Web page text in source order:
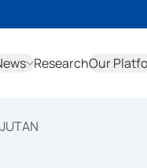
ResearchOur